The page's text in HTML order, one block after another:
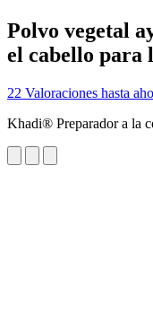
Polvo vegetal
el cabello para
22 Valoraciones hasta
Khadi® Preparador a la